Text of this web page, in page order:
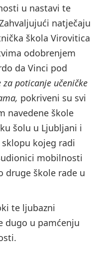
u nastavi te
natječaju
škola Virovitica
odobrenjem
da Vinci pod
poticanje učeničke
, pokriveni su svi
navedene škole
šolu u Ljubljani i
sklopu kojeg radi
mobilnosti
druge škole rade u
te ljubazni
dugo u pamćenju